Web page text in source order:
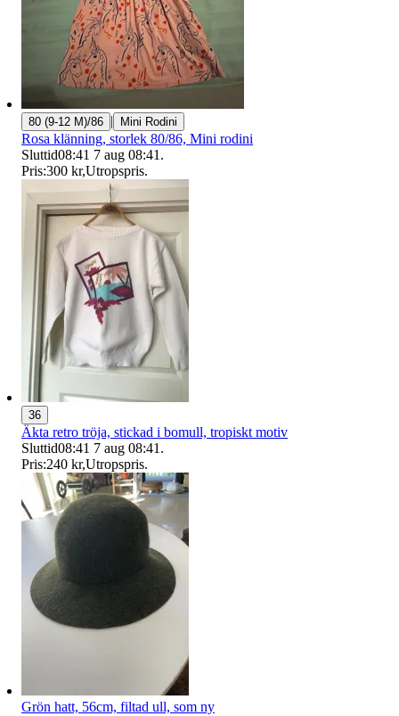
80 (9-12 M)/86 | Mini Rodini
Rosa klänning, storlek 80/86, Mini rodini
Sluttid08:41 7 aug 08:41 .
Pris:300 kr,Utropspris.
36
Äkta retro tröja, stickad i bomull, tropiskt motiv
Sluttid08:41 7 aug 08:41 .
Pris:240 kr,Utropspris.
Grön hatt, 56cm, filtad ull, som ny